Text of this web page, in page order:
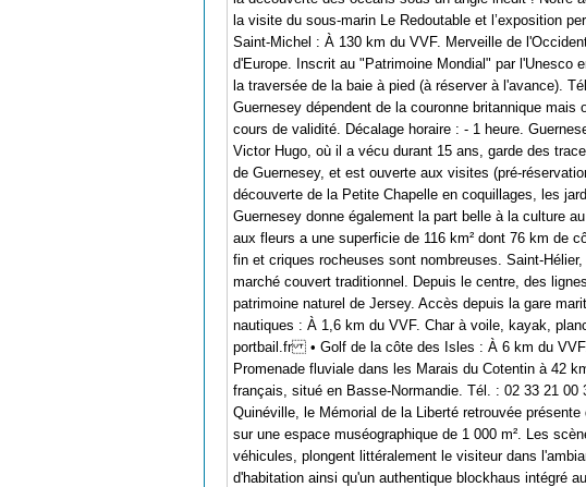
la visite du sous-marin Le Redoutable et l’exposition
Saint-Michel : À 130 km du VVF. Merveille de
d'Europe. Inscrit au "Patrimoine Mondial" par l'Unesco
la traversée de la baie à pied (à réserver à l'avance).
Guernesey dépendent de la couronne britannique
cours de validité. Décalage horaire : - 1 heure.
Victor Hugo, où il a vécu durant 15 ans, garde des
de Guernesey, et est ouverte aux visites (pré-
découverte de la Petite Chapelle en coquillages, les
Guernesey donne également la part belle à la culture
aux fleurs a une superficie de 116 km² dont 76 km de
fin et criques rocheuses sont nombreuses. Saint-
marché couvert traditionnel. Depuis le centre, des
patrimoine naturel de Jersey. Accès depuis la gare
nautiques : À 1,6 km du VVF. Char à voile, kayak,
portbail.fr • Golf de la côte des Isles : À 6 km du
Promenade fluviale dans les Marais du Cotentin à 42
français, situé en Basse-Normandie. Tél. : 02 33 21
Quinéville, le Mémorial de la Liberté retrouvée
sur une espace muséographique de 1 000 m². Les
véhicules, plongent littéralement le visiteur dans
d'habitation ainsi qu'un authentique blockhaus intégré